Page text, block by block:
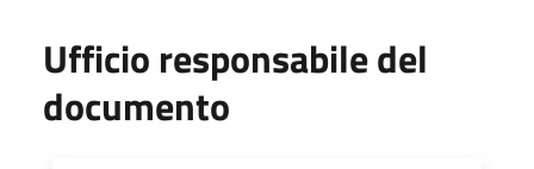
Ufficio responsabile del
documento